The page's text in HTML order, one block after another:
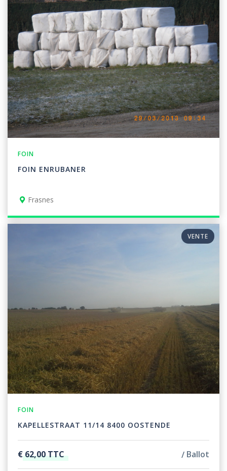
FOIN
FOIN ENRUBANER
Frasnes
VENTE
FOIN
KAPELLESTRAAT 11/14 8400 OOSTENDE
€ 62,00 TTC Ballot